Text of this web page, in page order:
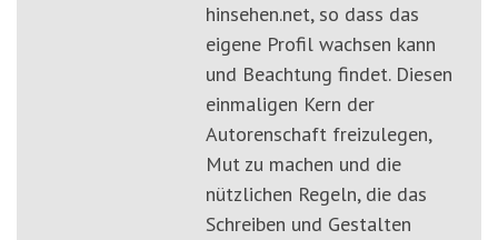
hinsehen.net, so dass das
eigene Profil wachsen kann
und Beachtung findet. Diesen
einmaligen Kern der
Autorenschaft freizulegen,
Mut zu machen und die
nützlichen Regeln, die das
Schreiben und Gestalten